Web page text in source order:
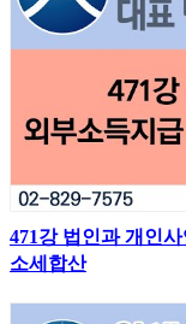
471강 법인과 개인
소세합산